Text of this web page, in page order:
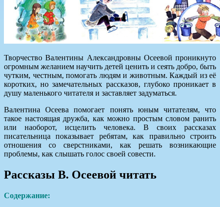
Творчество Валентины Александровны Осеевой проникнуто
огромным желанием научить детей ценить и сеять добро, быть
чутким, честным, помогать людям и животным. Каждый из её
коротких, но замечательных рассказов, глубоко проникает в
душу маленького читателя и заставляет задуматься.
Валентина Осеева помогает понять юным читателям, что
такое настоящая дружба, как можно простым словом ранить
или наоборот, исцелить человека. В своих рассказах
писательница показывает ребятам, как правильно строить
отношения со сверстниками, как решать возникающие
проблемы, как слышать голос своей совести.
Рассказы В. Осеевой читать
Содержание: